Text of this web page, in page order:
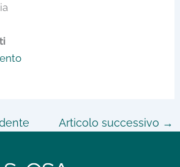
Articolo successivo →